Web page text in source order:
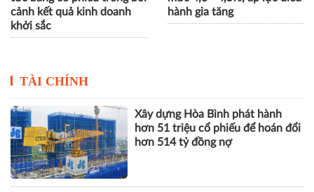
cảnh kết quả kinh doanh
khởi sắc
hành gia tăng
TÀI CHÍNH
Xây dựng Hòa Bình phát hành
hơn 51 triệu cổ phiếu để hoán đổi
hơn 514 tỷ đồng nợ